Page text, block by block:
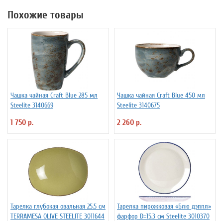
Похожие товары
Чашка чайная Craft Blue 285 мл
Steelite 3140669
1 750 р.
Чашка чайная Craft Blue 450 мл
Steelite 3140675
2 260 р.
Тарелка глубокая овальная 25.5 см
TERRAMESA OLIVE STEELITE 3011644
Тарелка пирожковая «Блю дэппл»
фарфор D=15.3 см Steelite 3010370